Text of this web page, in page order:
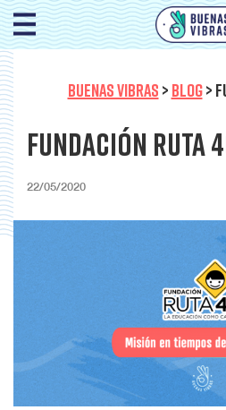
BUENAS VIBRAS > BLOG>
Fundación Ruta
22/05/2020